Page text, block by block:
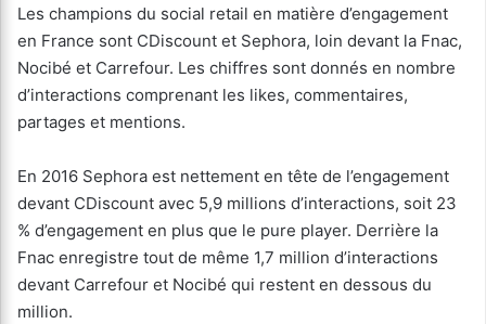
Les champions du social retail en matière d’engagement
en France sont CDiscount et Sephora, loin devant la Fnac,
Nocibé et Carrefour. Les chiffres sont donnés en nombre
d’interactions comprenant les likes, commentaires,
partages et mentions.
En 2016 Sephora est nettement en tête de l’engagement
devant CDiscount avec 5,9 millions d’interactions, soit 23
% d’engagement en plus que le pure player. Derrière la
Fnac enregistre tout de même 1,7 million d’interactions
devant Carrefour et Nocibé qui restent en dessous du
million.